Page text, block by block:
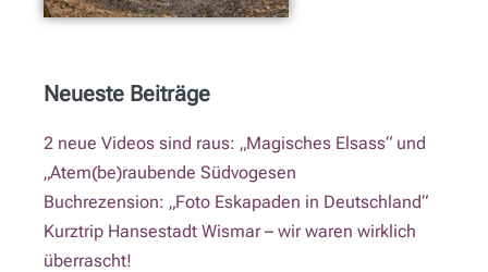
Neueste Beiträge
2 neue Videos sind raus: „Magisches Elsass“ und
„Atem(be)raubende Südvogesen
Buchrezension: „Foto Eskapaden in Deutschland“
Kurztrip Hansestadt Wismar – wir waren wirklich
überrascht!